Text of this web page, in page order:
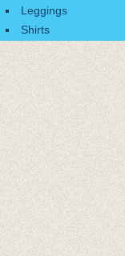
Leggings
Shirts